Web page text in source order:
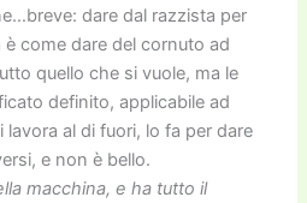
dare dal razzista per
come dare del cornuto ad
quello che si vuole, ma le
definito, applicabile ad
al di fuori, lo fa per dare
e non è bello.
macchina, e ha tutto il